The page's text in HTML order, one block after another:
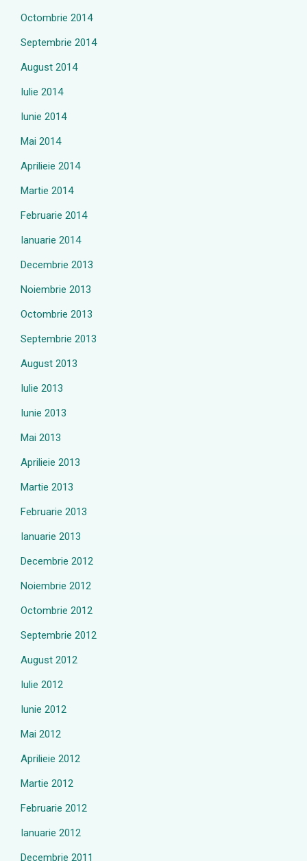
Octombrie 2014
Septembrie 2014
August 2014
Iulie 2014
Iunie 2014
Mai 2014
Aprilieie 2014
Martie 2014
Februarie 2014
Ianuarie 2014
Decembrie 2013
Noiembrie 2013
Octombrie 2013
Septembrie 2013
August 2013
Iulie 2013
Iunie 2013
Mai 2013
Aprilieie 2013
Martie 2013
Februarie 2013
Ianuarie 2013
Decembrie 2012
Noiembrie 2012
Octombrie 2012
Septembrie 2012
August 2012
Iulie 2012
Iunie 2012
Mai 2012
Aprilieie 2012
Martie 2012
Februarie 2012
Ianuarie 2012
Decembrie 2011